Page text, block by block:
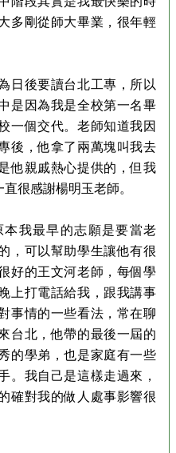
多剛從師大畢業，很年輕
日後要讀台北工專，所以
是因為我是全校第一名畢
一個交代。老師知道我因
後，他拿了兩萬塊叫我去
他親戚熱心提供的，但我
很感謝楊明玉老師。
我最早的志願是要當老
，可以幫助學生讓他有很
好的王文河老師，每個學
上打電話給我，跟我講事
事情的一些看法，常在聊
台北，他帶的最後一屆的
的學弟，也是家庭有一些
。我自己是這樣走過來，
確對我的做人處事影響很